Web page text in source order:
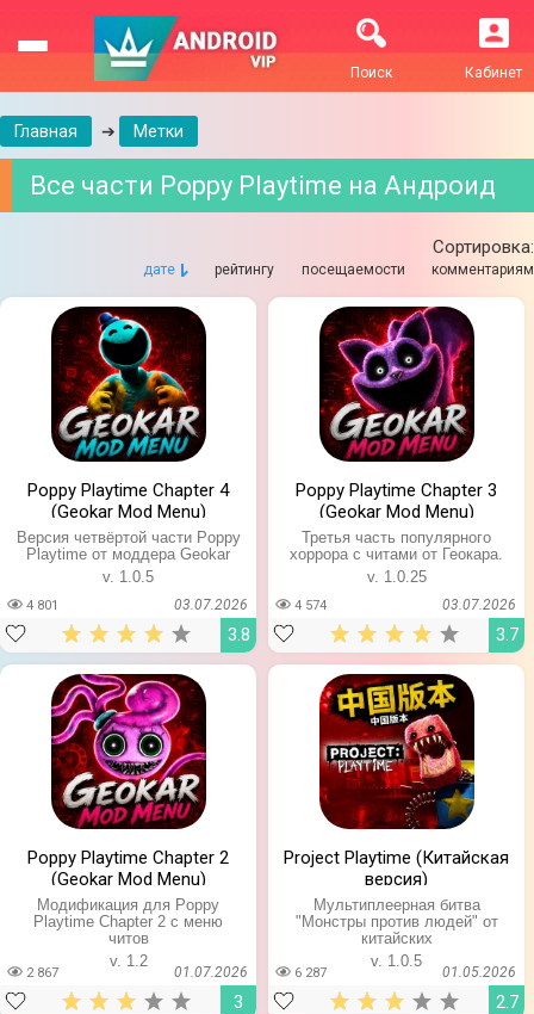
Кабинет
Поиск
Главная ➔ Метки
Все части Poppy Playtime на Андроид
Сортировка:
дате рейтингу посещаемости комментариям
Poppy Playtime Chapter 4
(Geokar Mod Menu)
Версия четвёртой части Poppy
Playtime от моддера Geokar
v. 1.0.5
4 801 03.07.2026
3.8
Poppy Playtime Chapter 3
(Geokar Mod Menu)
Третья часть популярного
хоррора с читами от Геокара.
v. 1.0.25
4 574 03.07.2026
3.7
Poppy Playtime Chapter 2
(Geokar Mod Menu)
Модификация для Poppy
Playtime Chapter 2 с меню
читов
v. 1.2
2 867 01.07.2026
3
Project Playtime (Китайская
версия)
Мультиплеерная битва
"Монстры против людей" от
китайских
v. 1.0.5
6 287 01.05.2026
2.7